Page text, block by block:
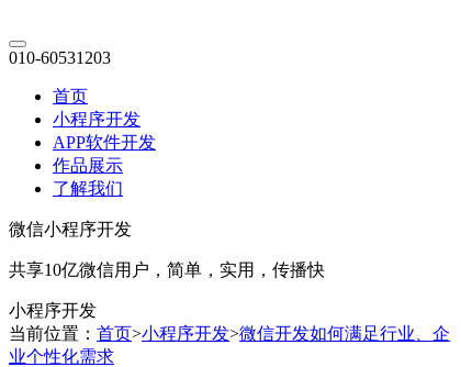
010-60531203
首页
小程序开发
APP软件开发
作品展示
了解我们
微信小程序开发
共享10亿微信用户，简单，实用，传播快
小程序开发
当前位置： 首页>小程序开发>微信开发如何满足行业、企
业个性化需求